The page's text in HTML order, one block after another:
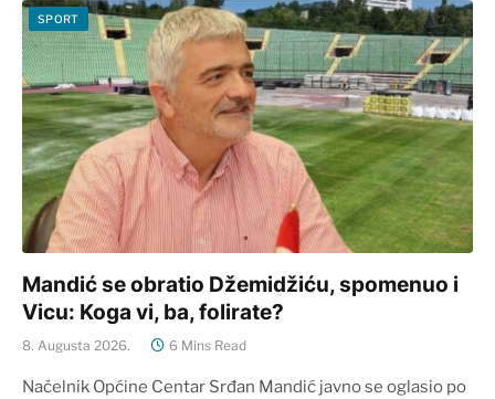
SPORT
Mandić se obratio Džemidžiću, spomenuo i
Vicu: Koga vi, ba, folirate?
8. Augusta 2026. 6 Mins Read
Načelnik Općine Centar Srđan Mandić javno se oglasio po